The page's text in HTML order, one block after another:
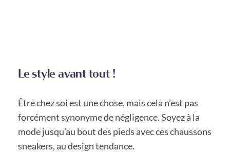
Le style avant tout !
Être chez soi est une chose, mais cela n’est pas
forcément synonyme de négligence. Soyez à la
mode jusqu’au bout des pieds avec ces chaussons
sneakers, au design tendance.